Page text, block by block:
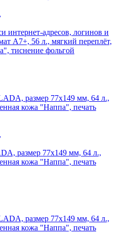
интернет-адресов, логинов и
А7+, 56 л., мягкий переплёт,
тиснение фольгой
размер 77х149 мм, 64 л.,
кожа "Наппа", печать